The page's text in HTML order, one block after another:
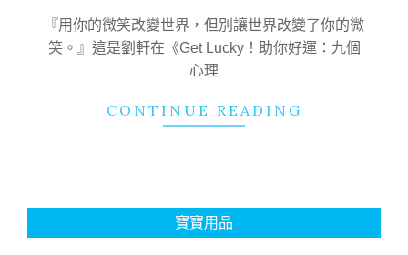
13『用你的微笑改變世界，但別讓世界改變了你的微
笑。』這是劉軒在《Get Lucky！助你好運：九個
心理
CONTINUE READING
寶寶用品